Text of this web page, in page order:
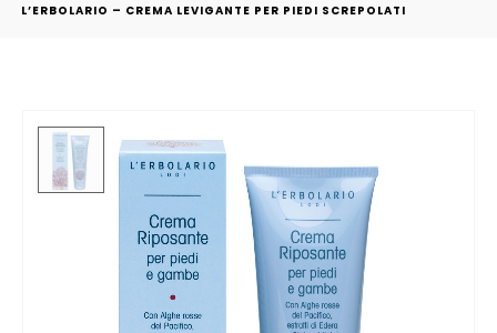
L’ERBOLARIO – CREMA LEVIGANTE PER PIEDI SCREPOLATI